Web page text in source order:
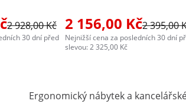
2 928,00 Kč
30 dní před
2 156,00 Kč2 395,00
Nejnižší cena za posledních 30 dní
slevou: 2 325,00 Kč
Ergonomický nábytek a